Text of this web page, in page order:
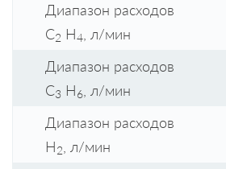
Диапазон расходов
С2 Н4 , л/мин
Диапазон расходов
С3 Н6 , л/мин
Диапазон расходов
Н2 , л/мин